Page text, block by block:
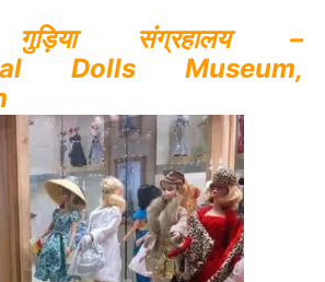
गुड़िया संग्रहालय –
Dolls Museum,